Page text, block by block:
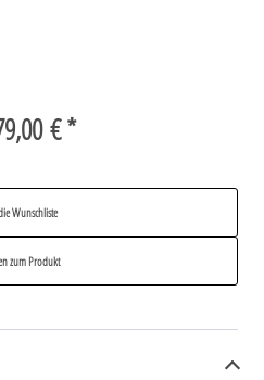
€ *
Wunschliste
zum Produkt